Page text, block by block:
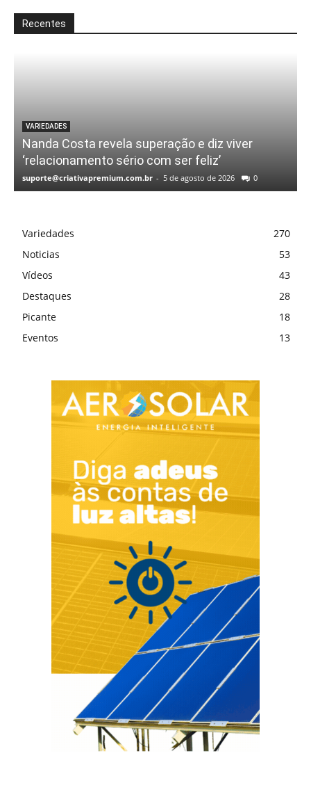
Recentes
VARIEDADES
Nanda Costa revela superação e diz viver
‘relacionamento sério com ser feliz’
suporte@criativapremium.com.br - 5 de agosto de 2026 0
Variedades
270
Noticias
53
Vídeos
43
Destaques
28
Picante
18
Eventos
13